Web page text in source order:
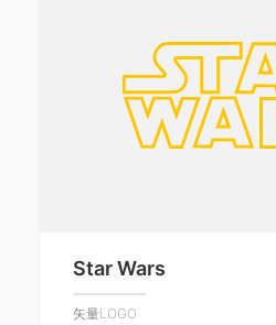
Star Wars
矢量LOGO